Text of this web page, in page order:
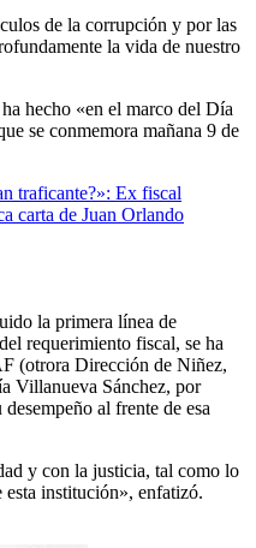
de la corrupción y por las
la vida de nuestro
hecho «en el marco del Día
se conmemora mañana 9 de
traficante?»: Ex fiscal
carta de Juan Orlando
la primera línea de
requerimiento fiscal, se ha
(otrora Dirección de Niñez,
Villanueva Sánchez, por
al frente de esa
y con la justicia, tal como lo
institución», enfatizó.